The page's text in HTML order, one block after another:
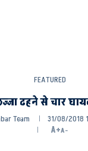
FEATURED
ढहने से चार
Team 31/08/2018
A+A-